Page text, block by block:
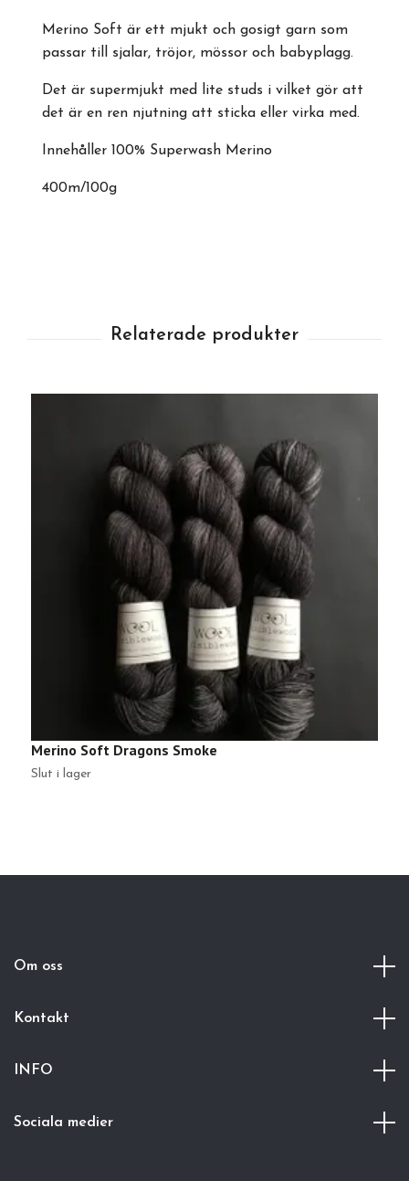
Merino Soft är ett mjukt och gosigt garn som
passar till sjalar, tröjor, mössor och babyplagg.
Det är supermjukt med lite studs i vilket gör att
det är en ren njutning att sticka eller virka med.
Innehåller 100% Superwash Merino
400m/100g
Merino Soft Dragons Smoke
Slut i lager
Om oss
Kontakt
INFO
Sociala medier